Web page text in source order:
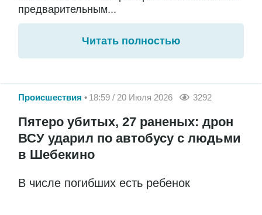
предварительным...
Читать полностью
Происшествия 18:59 / 20 Июля 2026 3292
Пятеро убитых, 27 раненых: дрон
ВСУ ударил по автобусу с людьми
в Шебекино
В числе погибших есть ребенок